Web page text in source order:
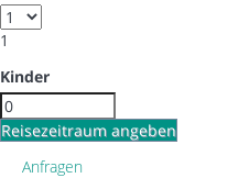
1
Kinder
Reisezeitraum angeben
Anfragen